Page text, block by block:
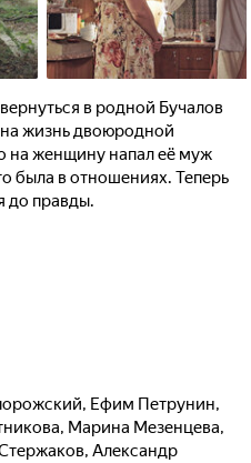
в родной Бучалов
жизнь двоюродной
на женщину напал её муж
была в отношениях. Теперь
до правды.
, Ефим Петрунин,
, Марина Мезенцева,
, Александр